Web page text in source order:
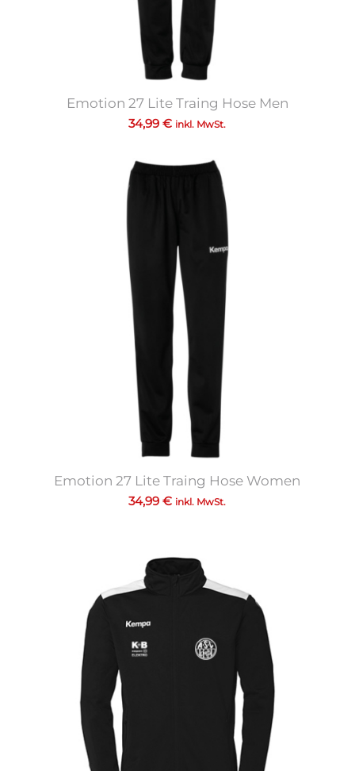
Emotion 27 Lite Traing Hose Men
34,99€ inkl. MwSt.
Emotion 27 Lite Traing Hose Women
34,99€ inkl. MwSt.